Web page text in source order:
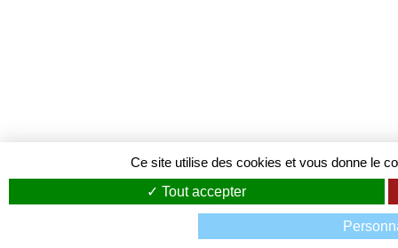
Ce site utilise des cookies et vous donne le
Tout accepter